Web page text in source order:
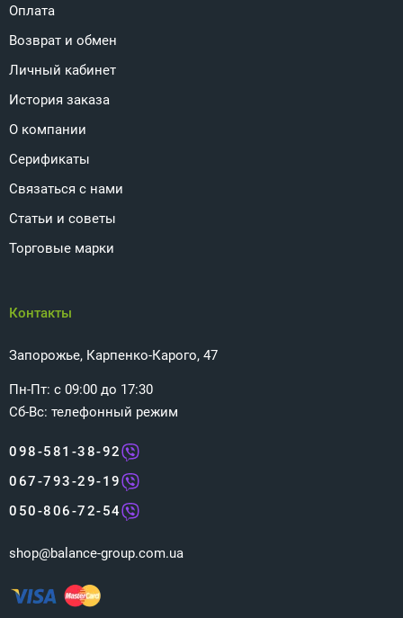
Оплата
Возврат и обмен
Личный кабинет
История заказа
О компании
Серификаты
Связаться с нами
Статьи и советы
Торговые марки
Контакты
Запорожье, Карпенко-Карого, 47
Пн-Пт: с 09:00 до 17:30
Сб-Вс: телефонный режим
098-581-38-92
067-793-29-19
050-806-72-54
shop@balance-group.com.ua